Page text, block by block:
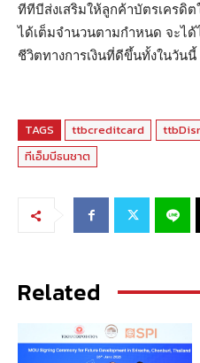
ทีทีบีส่งเสริมให้ลูกค้าบัตรเครดิ
ได้เต็มจำนวนตามกำหนด จะได้
ชีวิตทางการเงินที่ดีขึ้นทั้งในวัน
TAGS ttbcreditcard
ทีเอ็มบีธนชาต
Related